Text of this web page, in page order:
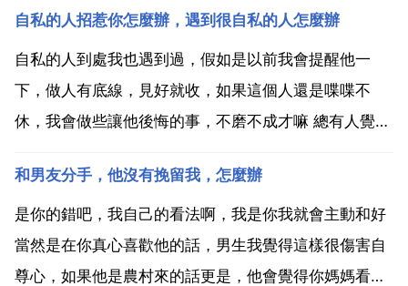
自私的人招惹你怎麼辦，遇到很自私的人怎麼辦
自私的人到處我也遇到過，假如是以前我會提醒他一
下，做人有底線，見好就收，如果這個人還是喋喋不
休，我會做些讓他後悔的事，不磨不成才嘛 總有人覺得
人受不受得了，不顧後果，這是因為他太嫩 都是些嬌生
慣養的主，利用他這點要對付起來真的很容易 可是現在
我就能無視...
和男友分手，他沒有挽留我，怎麼辦
是你的錯吧，我自己的看法啊，我是你我就會主動和好
當然是在你真心喜歡他的話，男生我覺得這樣很傷害自
尊心，如果他是農村來的話更是，他會覺得你媽媽看不